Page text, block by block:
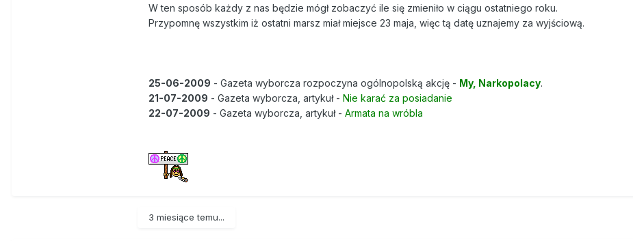
W ten sposób każdy z nas będzie mógł zobaczyć ile się zmieniło w ciągu ostatniego roku.
Przypomnę wszystkim iż ostatni marsz miał miejsce 23 maja, więc tą datę uznajemy za wyjściową.
25-06-2009 - Gazeta wyborcza rozpoczyna ogólnopolską akcję - My, Narkopolacy.
21-07-2009 - Gazeta wyborcza, artykuł - Nie karać za posiadanie
22-07-2009 - Gazeta wyborcza, artykuł - Armata na wróbla
3 miesiące temu...